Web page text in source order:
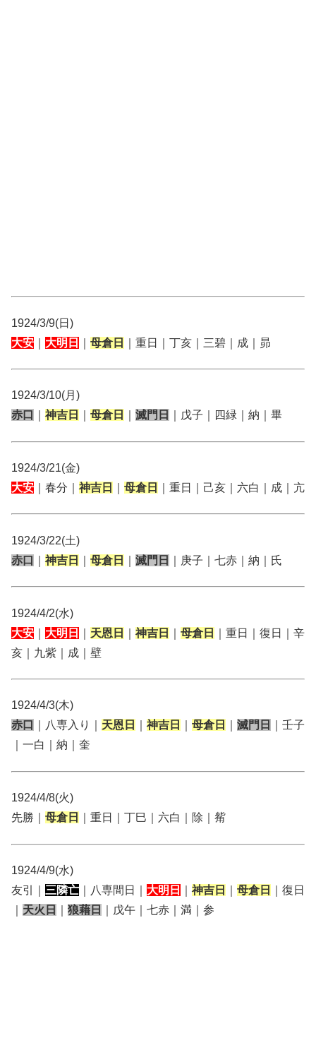
1924/3/9(日)
大安
大明日 母倉日 ｜重日｜丁亥｜三碧｜成｜昴
1924/3/10(月)
赤口
神吉日 母倉日 滅門日 ｜戊子｜四緑｜納｜畢
1924/3/21(金)
大安 ｜春分｜ 神吉日 母倉日 ｜重日｜己亥｜六白｜成｜亢
1924/3/22(土)
赤口
神吉日 母倉日 滅門日 ｜庚子｜七赤｜納｜氏
1924/4/2(水)
大安
大明日 天恩日 神吉日 母倉日
｜重日｜復日｜辛
亥｜九紫｜成｜壁
1924/4/3(木)
赤口
｜八専入り｜ 天恩日 神吉日 母倉日 滅門日
｜壬子
｜一白｜納｜奎
1924/4/8(火)
先勝｜ 母倉日 ｜重日｜丁巳｜六白｜除｜觜
1924/4/9(水)
友引｜ 三隣亡 ｜八専間日｜ 大明日 神吉日 母倉日
｜復日
天火日 狼藉日 ｜戊午｜七赤｜満｜参